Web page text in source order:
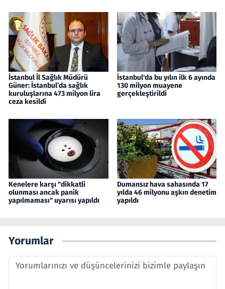
İstanbul İl Sağlık Müdürü
Güner: İstanbul’da sağlık
kuruluşlarına 473 milyon lira
ceza kesildi
İstanbul'da bu yılın ilk 6 ayında
130 milyon muayene
gerçekleştirildi
Kenelere karşı "dikkatli
olunması ancak panik
yapılmaması" uyarısı yapıldı
Dumansız hava sahasında 17
yılda 46 milyonu aşkın denetim
yapıldı
Yorumlar